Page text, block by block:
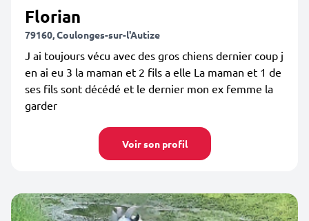
Florian
79160, Coulonges-sur-l'Autize
J ai toujours vécu avec des gros chiens dernier coup j
en ai eu 3 la maman et 2 fils a elle La maman et 1 de
ses fils sont décédé et le dernier mon ex femme la
garder
Voir son profil